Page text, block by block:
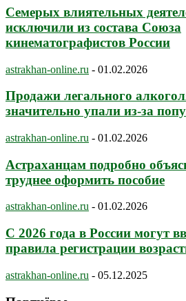
Семерых влиятельных
исключили из состава Союза
кинематографистов России
astrakhan-online.ru - 01.02.2026
Продажи легального
значительно упали из-за
astrakhan-online.ru - 01.02.2026
Астраханцам подробно
труднее оформить пособие
astrakhan-online.ru - 01.02.2026
С 2026 года в России могут
правила регистрации
astrakhan-online.ru - 05.12.2025